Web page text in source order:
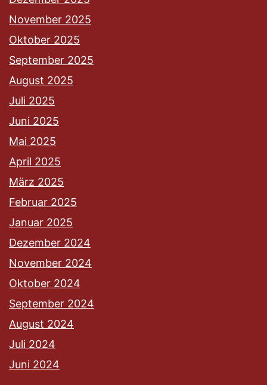
November 2025
Oktober 2025
September 2025
August 2025
Juli 2025
Juni 2025
Mai 2025
April 2025
März 2025
Februar 2025
Januar 2025
Dezember 2024
November 2024
Oktober 2024
September 2024
August 2024
Juli 2024
Juni 2024